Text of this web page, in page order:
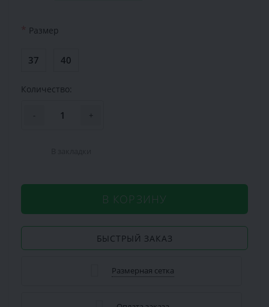
* Размер
37 40
Количество:
- +
В КОРЗИНУ
БЫСТРЫЙ ЗАКАЗ
Размерная сетка